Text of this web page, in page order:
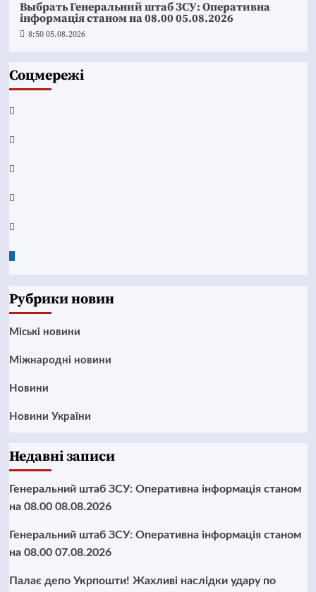
Выбрать Генеральний штаб ЗСУ: Оперативна
інформація станом на 08.00 05.08.2026
8:50 05.08.2026
Соцмережі
Facebook
YouTube
Telegram
Instagram
Twitter
Google
Рубрики новин
Mіські новини
Міжнародні новини
Новини
Новини України
Недавні записи
Генеральний штаб ЗСУ: Оперативна інформація станом
на 08.00 08.08.2026
Генеральний штаб ЗСУ: Оперативна інформація станом
на 08.00 07.08.2026
Палає депо Укрпошти! Жахливі наслідки удару по